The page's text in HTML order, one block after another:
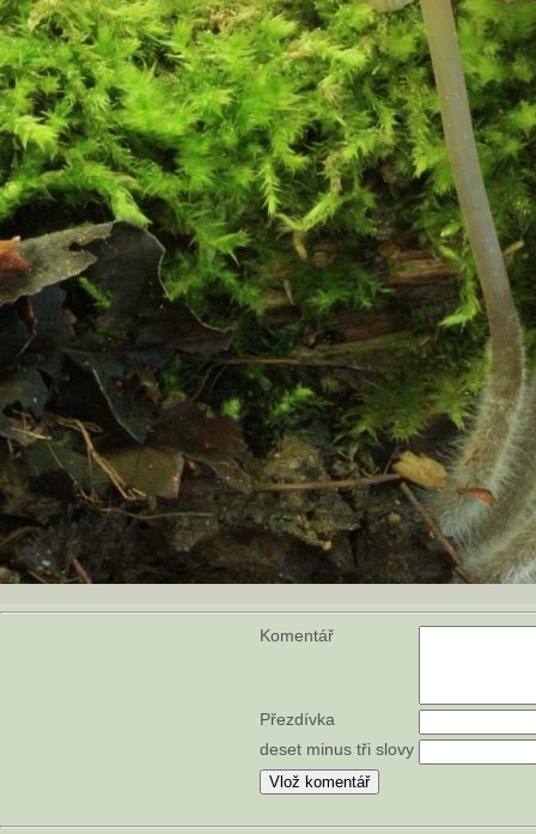
Komentář
Přezdívka
deset minus tři slovy